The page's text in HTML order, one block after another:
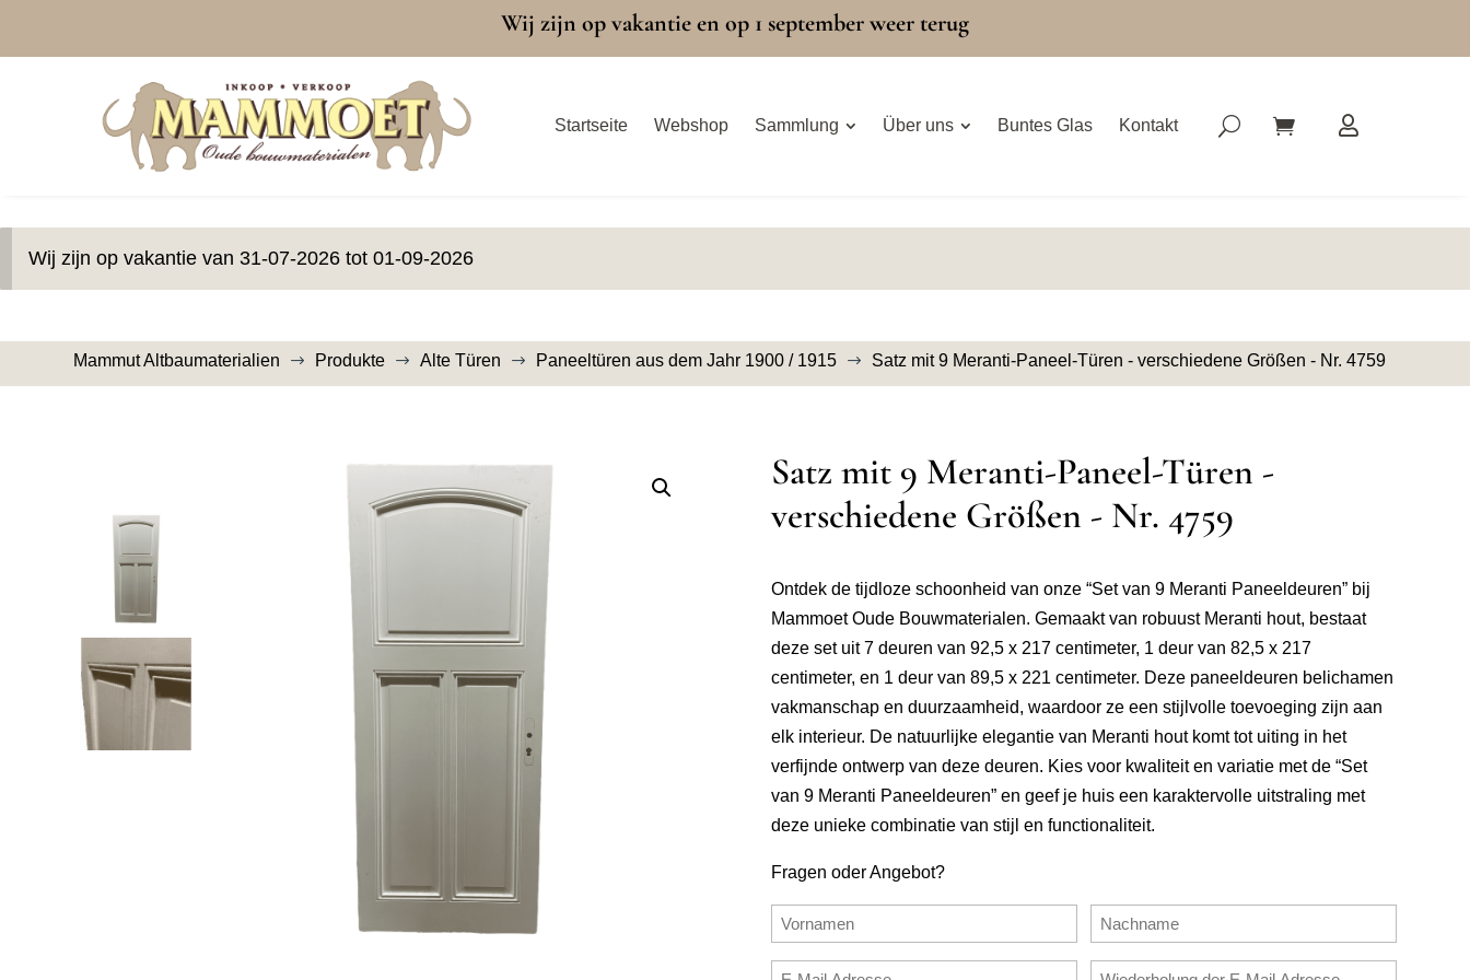
Wij zijn op vakantie en op 1 september weer terug
Startseite Webshop Sammlung Über uns Buntes Glas Kontakt
Wij zijn op vakantie van 31-07-2026 tot 01-09-2026
Mammut Altbaumaterialien $ Produkte $ Alte Türen $ Paneeltüren aus dem Jahr 1900 / 1915 $ Satz mit 9 Meranti-Paneel-Türen - verschiedene Größen - Nr. 4759
Satz mit 9 Meranti-Paneel-Türen -
verschiedene Größen - Nr. 4759
Ontdek de tijdloze schoonheid van onze “Set van 9 Meranti Paneeldeuren” bij
Mammoet Oude Bouwmaterialen. Gemaakt van robuust Meranti hout, bestaat
deze set uit 7 deuren van 92,5 x 217 centimeter, 1 deur van 82,5 x 217
centimeter, en 1 deur van 89,5 x 221 centimeter. Deze paneeldeuren belichamen
vakmanschap en duurzaamheid, waardoor ze een stijlvolle toevoeging zijn aan
elk interieur. De natuurlijke elegantie van Meranti hout komt tot uiting in het
verfijnde ontwerp van deze deuren. Kies voor kwaliteit en variatie met de “Set
van 9 Meranti Paneeldeuren” en geef je huis een karaktervolle uitstraling met
deze unieke combinatie van stijl en functionaliteit.
Fragen oder Angebot?
Name
Vorname Nachname
E-